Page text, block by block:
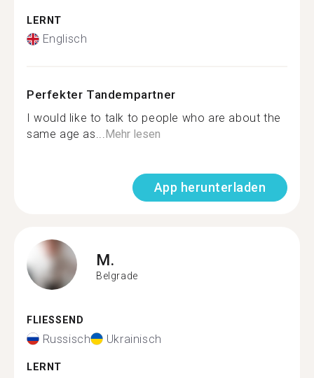
LERNT
Englisch
Perfekter Tandempartner
I would like to talk to people who are about the
same age as...Mehr lesen
App herunterladen
M.
Belgrade
FLIESSEND
Russisch Ukrainisch
LERNT